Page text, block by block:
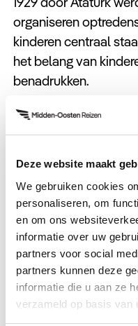
Deze website maakt
We gebruiken cookies
personaliseren, om
en om ons
informatie over uw
partners voor social
partners kunnen deze
informatie die u aan ze
verzameld op basis van
organiseren
kinderen centraal
het belang van
benadrukken.
Dag van de
Op 1 mei wordt de
Deze dag staat in het
werknemersrechten.
bijeenkomsten
steden zoals
Jeugd- en
van Atatürk)